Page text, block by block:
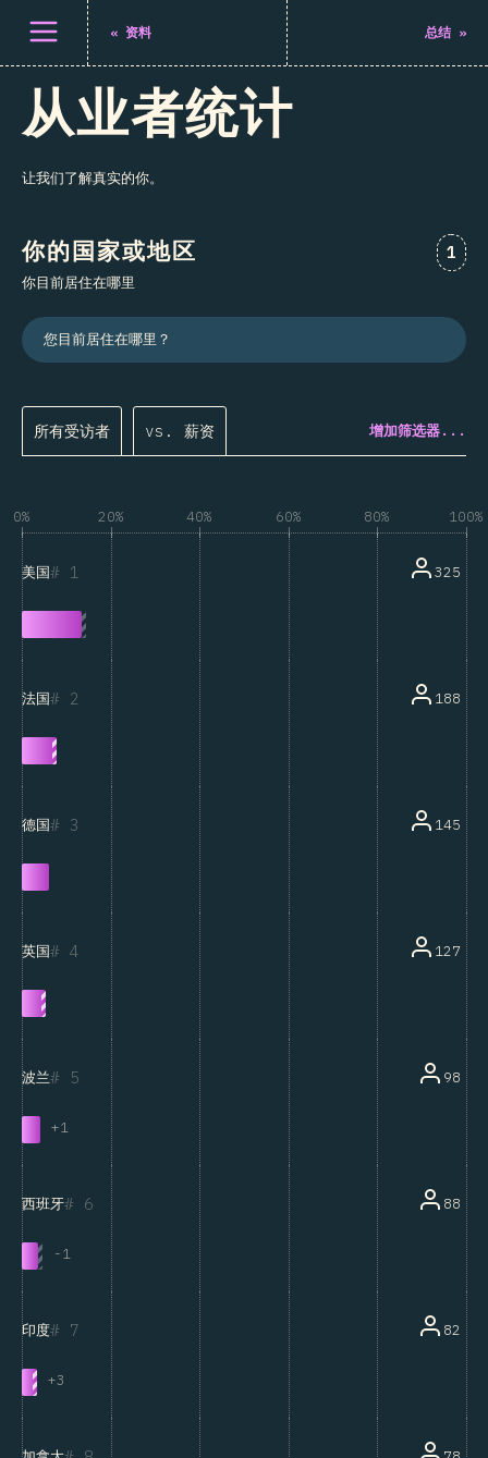
打开菜单 « 资料 总结 »
从业者统计
让我们了解真实的你。
你的国家或地区 对“
1
你目前居住在哪里
您目前居住在哪里？
所有受访者 vs. 薪资 增加筛选器...
0% 20% 40% 60% 80% 100%
1
美国 325
2
法国 188
3
德国 145
4
英国 127
5
波兰
+1
98
6
西班牙
-1
88
7
印度
+3
82